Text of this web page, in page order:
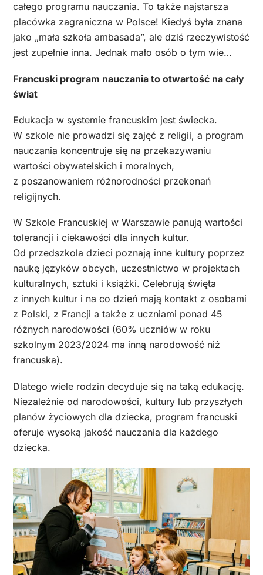
całego programu nauczania. To także najstarsza
placówka zagraniczna w Polsce! Kiedyś była znana
jako „mała szkoła ambasada”, ale dziś rzeczywistość
jest zupełnie inna. Jednak mało osób o tym wie…
Francuski program nauczania to otwartość na cały
świat
Edukacja w systemie francuskim jest świecka.
W szkole nie prowadzi się zajęć z religii, a program
nauczania koncentruje się na przekazywaniu
wartości obywatelskich i moralnych,
z poszanowaniem różnorodności przekonań
religijnych.
W Szkole Francuskiej w Warszawie panują wartości
tolerancji i ciekawości dla innych kultur.
Od przedszkola dzieci poznają inne kultury poprzez
naukę języków obcych, uczestnictwo w projektach
kulturalnych, sztuki i książki. Celebrują święta
z innych kultur i na co dzień mają kontakt z osobami
z Polski, z Francji a także z uczniami ponad 45
różnych narodowości (60% uczniów w roku
szkolnym 2023/2024 ma inną narodowość niż
francuska).
Dlatego wiele rodzin decyduje się na taką edukację.
Niezależnie od narodowości, kultury lub przyszłych
planów życiowych dla dziecka, program francuski
oferuje wysoką jakość nauczania dla każdego
dziecka.